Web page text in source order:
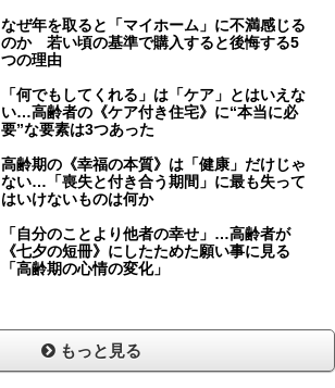
なぜ年を取ると「マイホーム」に不満感じる
のか 若い頃の基準で購入すると後悔する5
つの理由
「何でもしてくれる」は「ケア」とはいえな
い…高齢者の《ケア付き住宅》に“本当に必
要”な要素は3つあった
高齢期の《幸福の本質》は「健康」だけじゃ
ない…「喪失と付き合う期間」に最も失って
はいけないものは何か
「自分のことより他者の幸せ」…高齢者が
《七夕の短冊》にしたためた願い事に見る
「高齢期の心情の変化」
もっと見る